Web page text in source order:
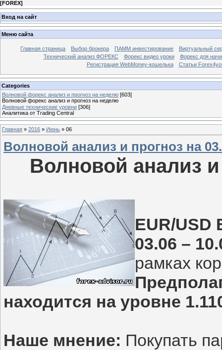
[FOREX]
Вход на сайт
Меню сайта
Главная страница Выбор брокера ПАММ инвестирование
Виртуальный
Технический анализ ФОРЕКС
Форекс видео уроки
Форекс для
Регистрация WebMoney-кошелька
Статьи
Categories
Волновой форекс анализ и прогноз на неделю [603]
Волновой форекс анализ и прогноз на неделю
Дневные технические уровни [306]
Аналитика от Trading Central
Главная » 2016 » Июнь » 06
Волновой анализ и прогноз на
Волновой анализ и
EUR/USD
03.06 –
рамках
находится на уровне
Наше мнение: Покупать